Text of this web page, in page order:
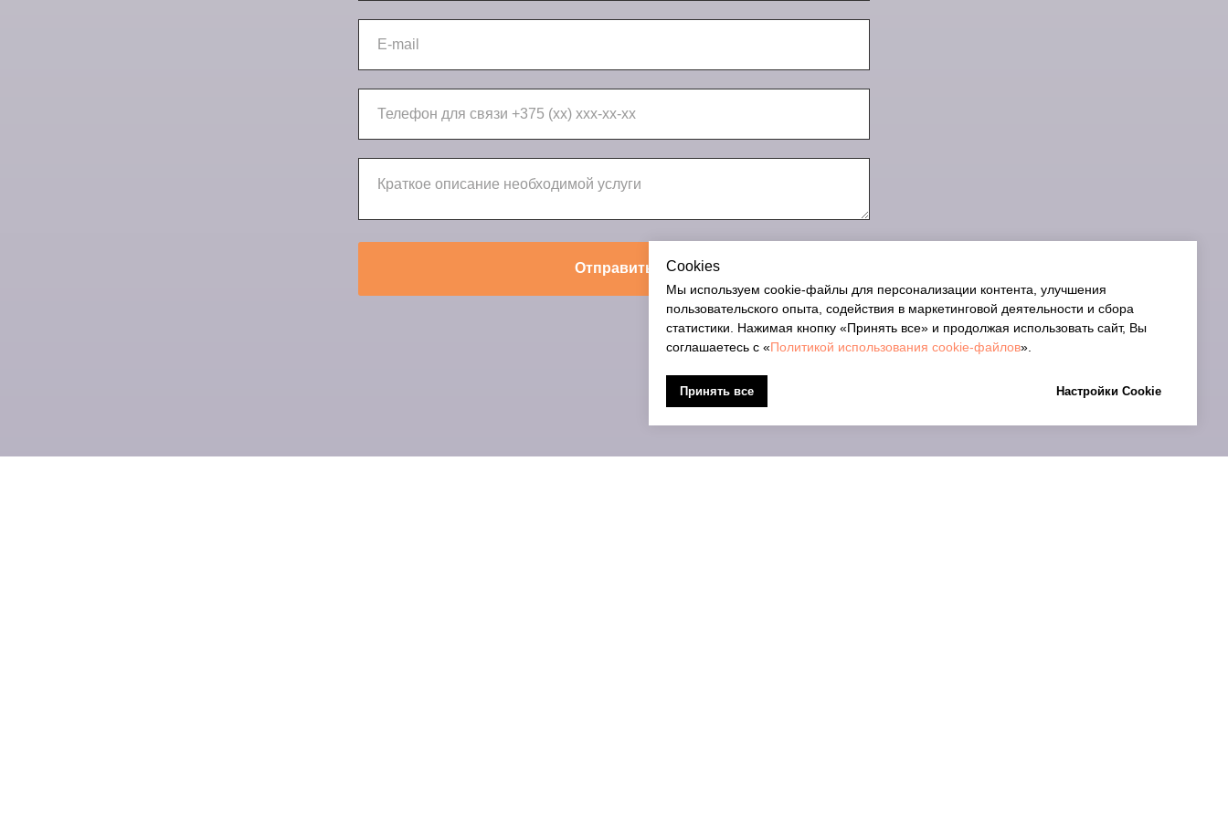
Отправить Cookies
Мы используем cookie-файлы для персонализации контента, улучшения
пользовательского опыта, содействия в маркетинговой деятельности и сбора
статистики. Нажимая кнопку «Принять все» и продолжая использовать сайт, Вы
соглашаетесь с «Политикой использования cookie-файлов».
Принять все Настройки Cookie